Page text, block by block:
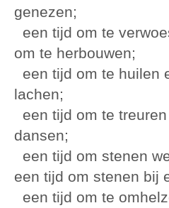
genezen;
een tijd om te
om te herbouwen;
een tijd om te huilen
lachen;
een tijd om te
dansen;
een tijd om stenen
een tijd om stenen bij
een tijd om te